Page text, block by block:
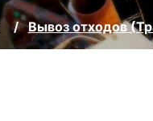
Вывоз отходов